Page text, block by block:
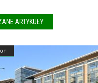
ARTYKUŁY